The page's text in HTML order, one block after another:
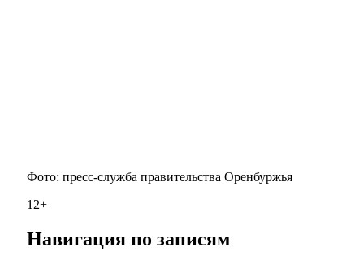
Фото: пресс-служба правительства Оренбуржья
12+
Навигация по записям